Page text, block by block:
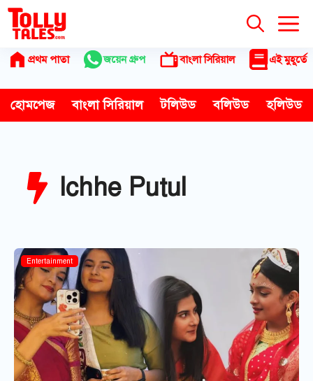
Skip
content
প্রথম পাতা জয়েন গ্রুপ বাংলা সিরিয়াল এই মুহূর্তে
হোমপেজ বাংলা সিরিয়াল টলিউড বলিউড হলিউড
Ichhe Putul
Bangla Serial
Entertainment